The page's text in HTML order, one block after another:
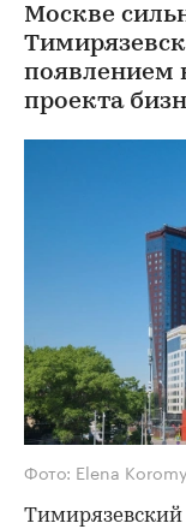
Москве
появлением
проекта
Фото: Elena
Тимирязевский